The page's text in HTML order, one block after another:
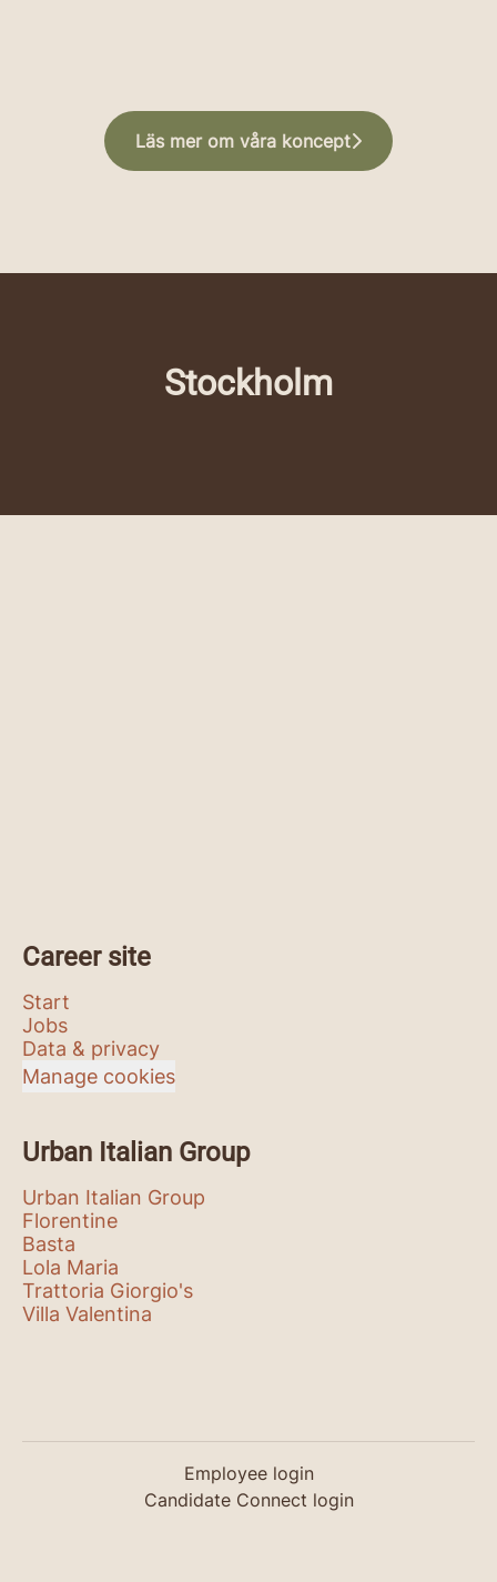
Läs mer om våra koncept
Stockholm
Career site
Start
Jobs
Data & privacy
Manage cookies
Urban Italian Group
Urban Italian Group
Florentine
Basta
Lola Maria
Trattoria Giorgio's
Villa Valentina
Employee login
Candidate Connect login